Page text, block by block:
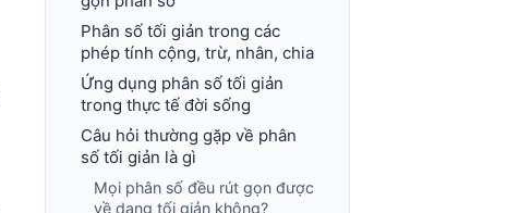
Phân số tối giản trong các
phép tính cộng, trừ, nhân, chia
Ứng dụng phân số tối giản
trong thực tế đời sống
Câu hỏi thường gặp về phân
số tối giản là gì
Mọi phân số đều rút gọn được
về dạng tối giản không?